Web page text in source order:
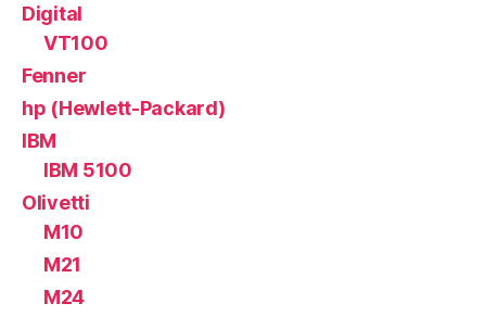
Digital
VT100
Fenner
hp (Hewlett-Packard)
IBM
IBM 5100
Olivetti
M10
M21
M24